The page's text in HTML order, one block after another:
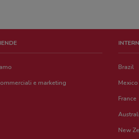
e marketing
Brazil
Mexico
France
New